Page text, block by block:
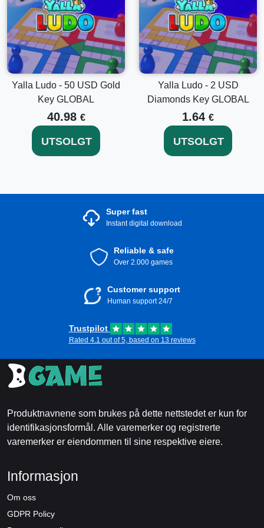
Yalla Ludo - 50 USD Gold
Key GLOBAL
40.98 €
UTSOLGT
Yalla Ludo - 2 USD
Diamonds Key GLOBAL
1.64 €
UTSOLGT
Super fast
Instant digital download
Reliable & safe
Over 2.000 games
Customer support
Human support 24/7
Trustpilot
Rated 4.1 out of 5, based on 13 reviews
Produktnavnene som brukes på dette nettstedet er kun for
identifikasjonsformål. Alle varemerker og registrerte
varemerker er eiendommen til sine respektive eiere.
Informasjon
Om oss
GDPR Policy